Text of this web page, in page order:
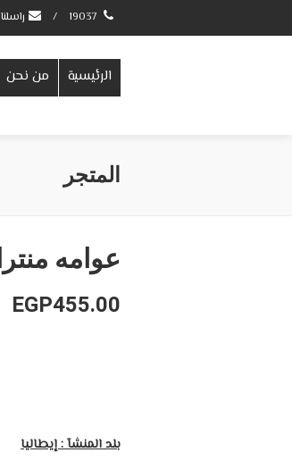
/ راسلنا
الرئيسية من نحن
المتجر
عوامه منترا 2 متر
EGP455.00
بلد المنشآ : إيطاليا